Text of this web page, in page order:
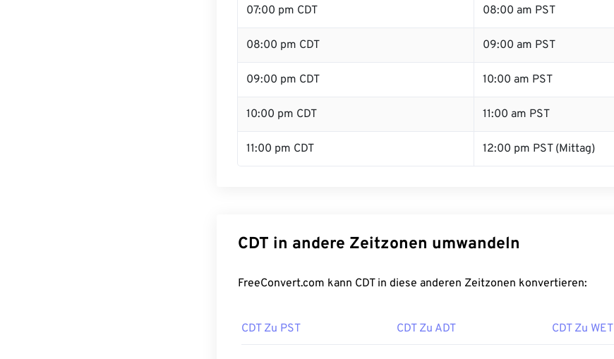
07:00 pm CDT 08:00 am PST
08:00 pm CDT 09:00 am PST
09:00 pm CDT 10:00 am PST
10:00 pm CDT 11:00 am PST
11:00 pm CDT 12:00 pm PST (Mittag)
CDT in andere Zeitzonen umwandeln
FreeConvert.com kann CDT in diese anderen Zeitzonen konvertieren:
CDT Zu PST CDT Zu ADT CDT Zu WET